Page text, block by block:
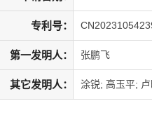
专利号：
第一发明人： 张鹏飞
其它发明人： 涂锐; 高玉平;